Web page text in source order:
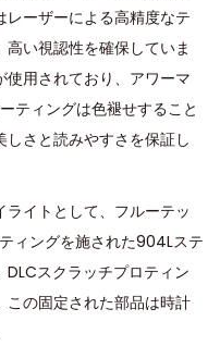
レーザーによる高精度なテ
い視認性を確保していま
用されており、アワーマ
ティングは色褪せすること
さと読みやすさを保証し
イトとして、フルーテッ
ィングを施された904Lステ
スクラッチプロティン
この固定された部品は時計